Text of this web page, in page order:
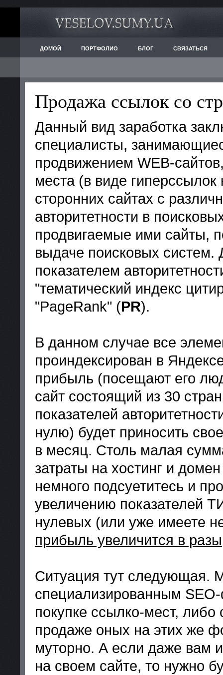
ДОМОЙ ПОРТФОЛИО БЛОГ СВЯЗАТЬСЯ
Продажа ссылок со
Данный вид заработка
специалисты,
продвижением WEB-
места (в виде
сторонних сайтах с
авторитетности в
продвигаемые ими сайты,
выдаче поисковых
показателем
"тематический индекс
"PageRank" (PR).
В данном случае все
проиндексирован в
прибыль (посещают его
сайт состоящий из 30
показателей
нулю) будет приносить
в месяц. Столь малая
затраты на хостинг и
немного подсуетитесь и
увеличению показателей
нулевых (или уже имеете
прибыль увеличится в разы
Ситуация тут следующая.
специализированным
покупке ссылко-мест,
продаже оных на этих же
муторно. А если даже вам
на своем сайте, то нужно